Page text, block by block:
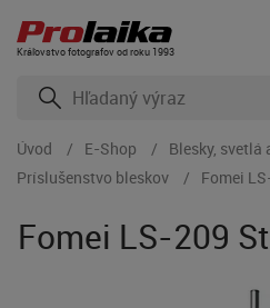
Kráľovstvo fotografov od roku 1993
Úvod E-Shop
Blesky, svetlá
Príslušenstvo bleskov
Fomei
Fomei LS-209